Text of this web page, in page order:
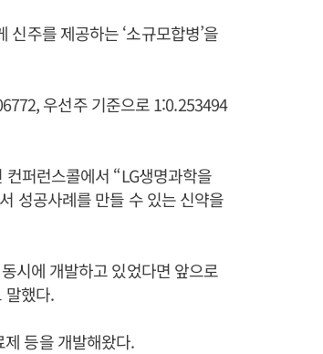
주를 제공하는 ‘소규모합병’을
우선주 기준으로 1:0.253494
퍼런스콜에서 “LG생명과학을
성공사례를 만들 수 있는 신약을
시에 개발하고 있었다면 앞으로
말했다.
제 등을 개발해왔다.